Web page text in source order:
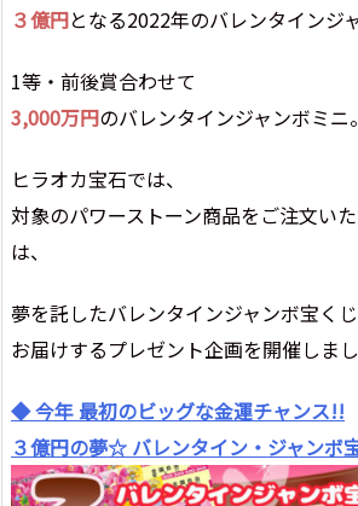
３億円となる2022年のバレンタインジ
1等・前後賞合わせて
3,000万円のバレンタインジャンボミニ。
ヒラオカ宝石では、
対象のパワーストーン商品をご注文い
は、
夢を託したバレンタインジャンボ宝く
お届けするプレゼント企画を開催しまし
◆ 今年 最初のビッグな金運チャンス!!
３億円の夢☆ バレンタイン・ジャンボ